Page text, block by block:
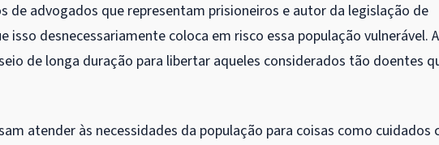
advogados que representam prisioneiros e autor da legislação de
desnecessariamente coloca em risco essa população vulnerável. A
de longa duração para libertar aqueles considerados tão doentes
atender às necessidades da população para coisas como cuidados